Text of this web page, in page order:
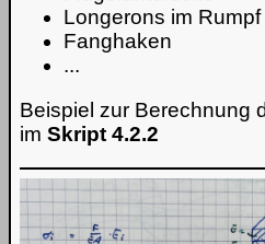
Longerons im Rumpf
Fanghaken
...
Beispiel zur Berechnung
im Skript 4.2.2